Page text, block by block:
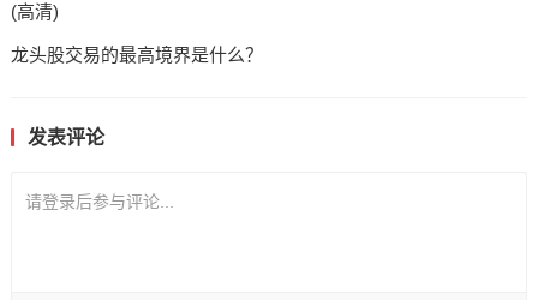
(高清)
龙头股交易的最高境界是什么？
发表评论
请登录后参与评论...